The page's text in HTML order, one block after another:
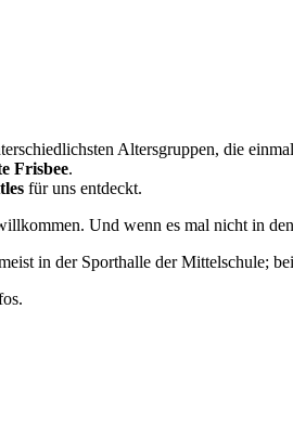
Altersgruppen, die
Frisbee.
für uns entdeckt.
Und wenn es mal nicht in
in der Sporthalle der Mittelschule;